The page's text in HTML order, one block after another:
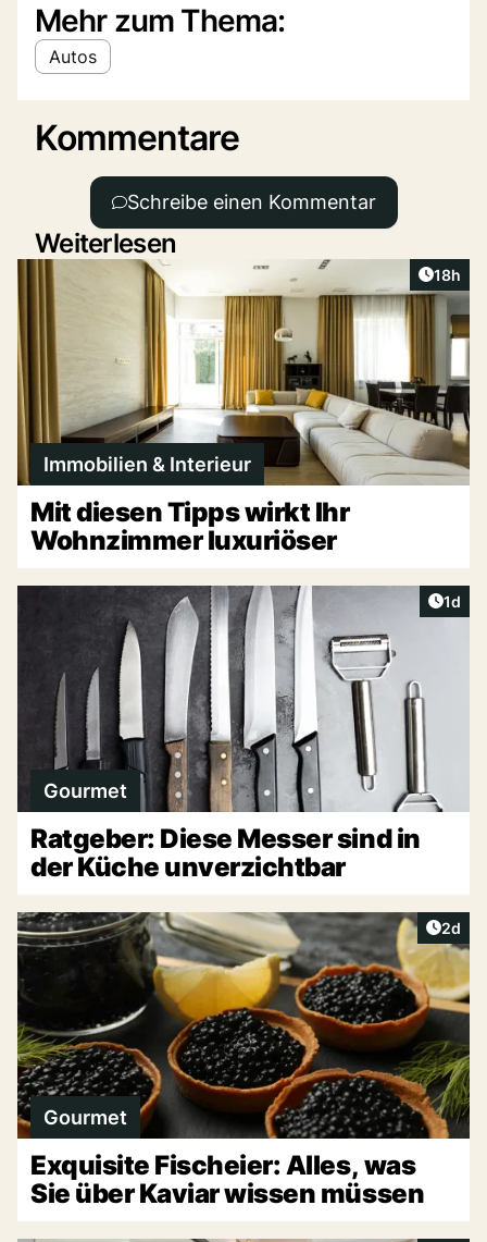
Mehr zum Thema:
Autos
Kommentare
Schreibe einen Kommentar
Weiterlesen
Artikel
18h
Immobilien & Interieur
Mit diesen Tipps wirkt Ihr
Wohnzimmer luxuriöser
1d
Gourmet
Ratgeber: Diese Messer sind in
der Küche unverzichtbar
2d
Gourmet
Exquisite Fischeier: Alles, was
Sie über Kaviar wissen müssen